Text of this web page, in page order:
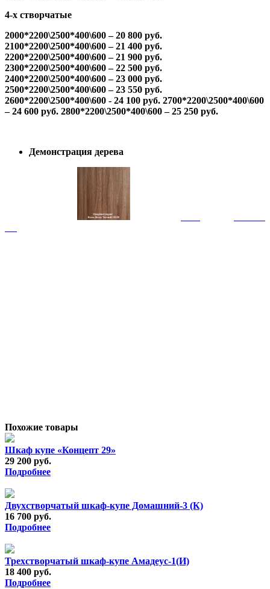
4-х створчатые
2000*2200\2500*400\600 – 20 800 руб.
2100*2200\2500*400\600 – 21 400 руб.
2200*2200\2500*400\600 – 21 900 руб.
2300*2200\2500*400\600 – 22 500 руб.
2400*2200\2500*400\600 – 23 000 руб.
2500*2200\2500*400\600 – 23 550 руб.
2600*2200\2500*400\600 - 24 100 руб. 2700*2200\2500*400\600
– 24 600 руб. 2800*2200\2500*400\600 – 25 250 руб.
Демонстрация дерева
Похожие товары
Шкаф купе «Концепт 29»
29 200 руб.
Подробнее
Двухстворчатый шкаф-купе Домашний-3 (К)
16 700 руб.
Подробнее
Трехстворчатый шкаф-купе Амадеус-1(И)
18 400 руб.
Подробнее